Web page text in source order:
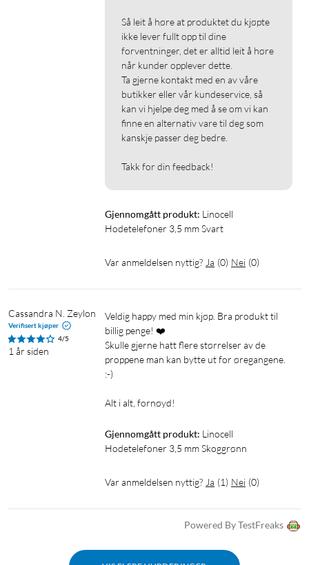
Så leit å høre at produktet du kjøpte
ikke lever fullt opp til dine
forventninger, det er alltid leit å høre
når kunder opplever dette.
Ta gjerne kontakt med en av våre
butikker eller vår kundeservice, så
kan vi hjelpe deg med å se om vi kan
finne en alternativ vare til deg som
kanskje passer deg bedre.
Takk for din feedback!
Gjennomgått produkt: Linocell
Hodetelefoner 3,5 mm Svart
Var anmeldelsen nyttig? Ja (0) Nei (0)
Cassandra N. Zeylon
Verifisert kjøper
4/5
1 år siden
Veldig happy med min kjøp. Bra produkt til
billig penge! ❤️
Skulle gjerne hatt flere størrelser av de
proppene man kan bytte ut for øregangene.
:-)
Alt i alt, fornøyd!
Gjennomgått produkt: Linocell
Hodetelefoner 3,5 mm Skoggrønn
Var anmeldelsen nyttig? Ja (1) Nei (0)
Powered By TestFreaks